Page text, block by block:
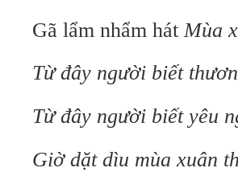
Gã lẩm nhẩm hátMùa
Từ đây người biết
Từ đây người biết yêu
Giờ dặt dìu mùa xuân